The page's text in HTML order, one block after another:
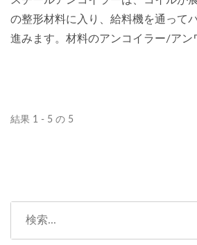
の整形材料に入り、給料機を通って
進みます。材料のアンコイラー/アン
結果 1 - 5 の 5